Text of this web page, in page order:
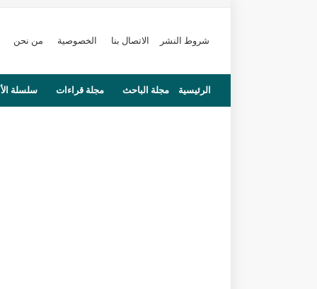
شروط النشر الاتصال بنا الخصوصية من نحن
الرئيسية مجلة الباحث مجلة قراءات سلسلة